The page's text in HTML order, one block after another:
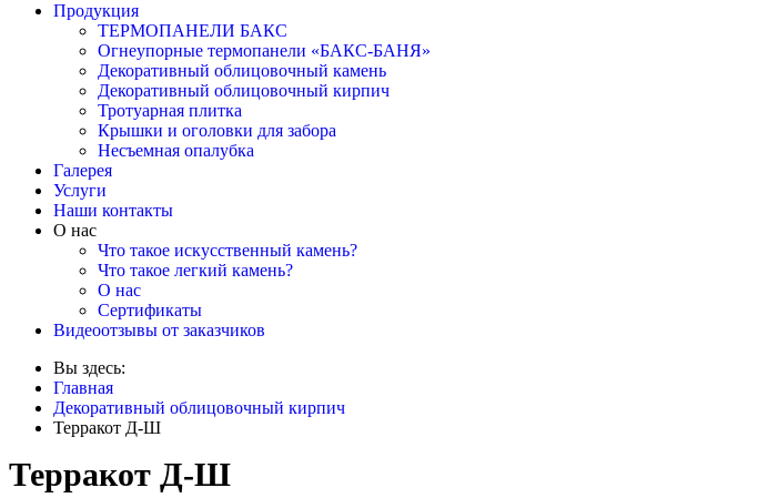
Продукция
ТЕРМОПАНЕЛИ БАКС
Огнеупорные термопанели «БАКС-БАНЯ»
Декоративный облицовочный камень
Декоративный облицовочный кирпич
Тротуарная плитка
Крышки и оголовки для забора
Несъемная опалубка
Галерея
Услуги
Наши контакты
О нас
Что такое искусственный камень?
Что такое легкий камень?
О нас
Сертификаты
Видеоотзывы от заказчиков
Вы здесь:
Главная
Декоративный облицовочный кирпич
Терракот Д-Ш
Терракот Д-Ш